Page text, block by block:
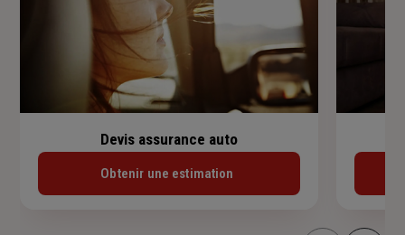
Devis assurance auto
Obtenir une estimation